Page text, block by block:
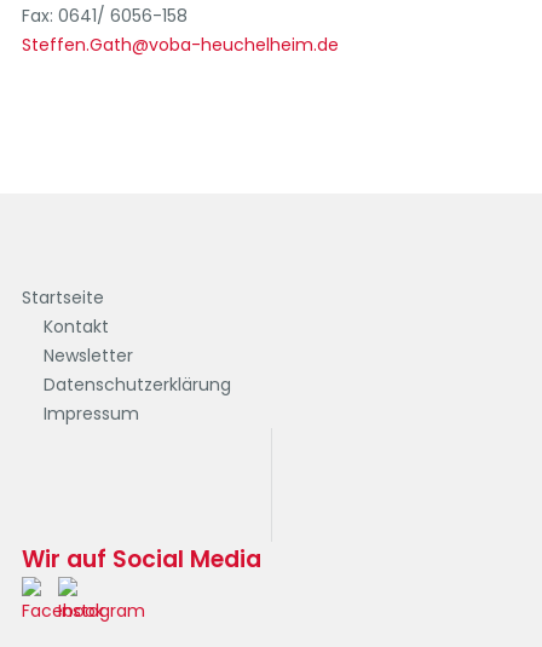
Fax: 0641/ 6056-158
Steffen.Gath@voba-heuchelheim.de
Startseite
Kontakt
Newsletter
Datenschutzerklärung
Impressum
Wir auf Social Media